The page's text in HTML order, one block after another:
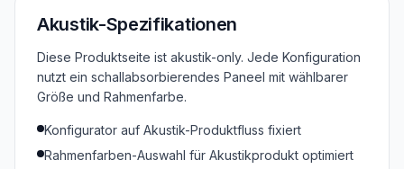
Akustik-Spezifikationen
Diese Produktseite ist akustik-only. Jede Konfiguration
nutzt ein schallabsorbierendes Paneel mit wählbarer
Größe und Rahmenfarbe.
Konfigurator auf Akustik-Produktfluss fixiert
Rahmenfarben-Auswahl für Akustikprodukt optimiert